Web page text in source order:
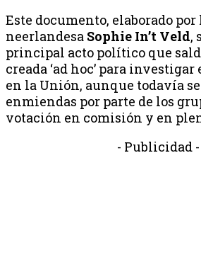
Este documento, elaborado
neerlandesa Sophie In’t Veld,
principal acto político que
creada ‘ad hoc’ para
en la Unión, aunque todavía
enmiendas por parte de los
votación en comisión y en
- Publicidad -